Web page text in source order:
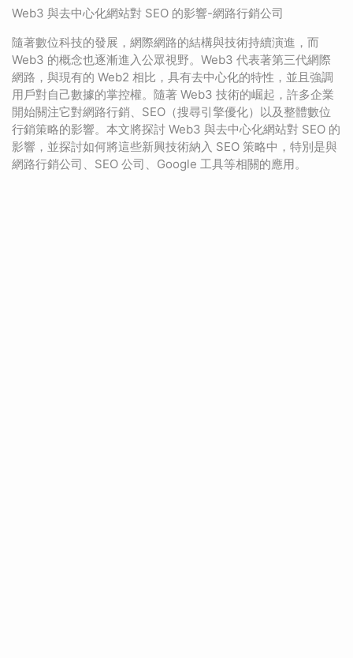
Web3 與去中心化網站對 SEO 的影響-網路行銷公司
隨著數位科技的發展，網際網路的結構與技術持續演進，而
Web3 的概念也逐漸進入公眾視野。Web3 代表著第三代網際
網路，與現有的 Web2 相比，具有去中心化的特性，並且強調
用戶對自己數據的掌控權。隨著 Web3 技術的崛起，許多企業
開始關注它對網路行銷、SEO（搜尋引擎優化）以及整體數位
行銷策略的影響。本文將探討 Web3 與去中心化網站對 SEO 的
影響，並探討如何將這些新興技術納入 SEO 策略中，特別是與
網路行銷公司、SEO 公司、Google 工具等相關的應用。